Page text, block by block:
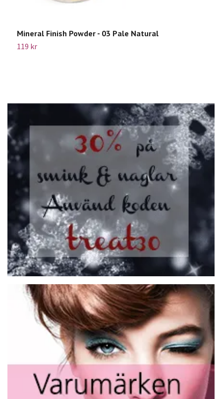
Mineral Finish Powder - 03 Pale Natural
119 kr